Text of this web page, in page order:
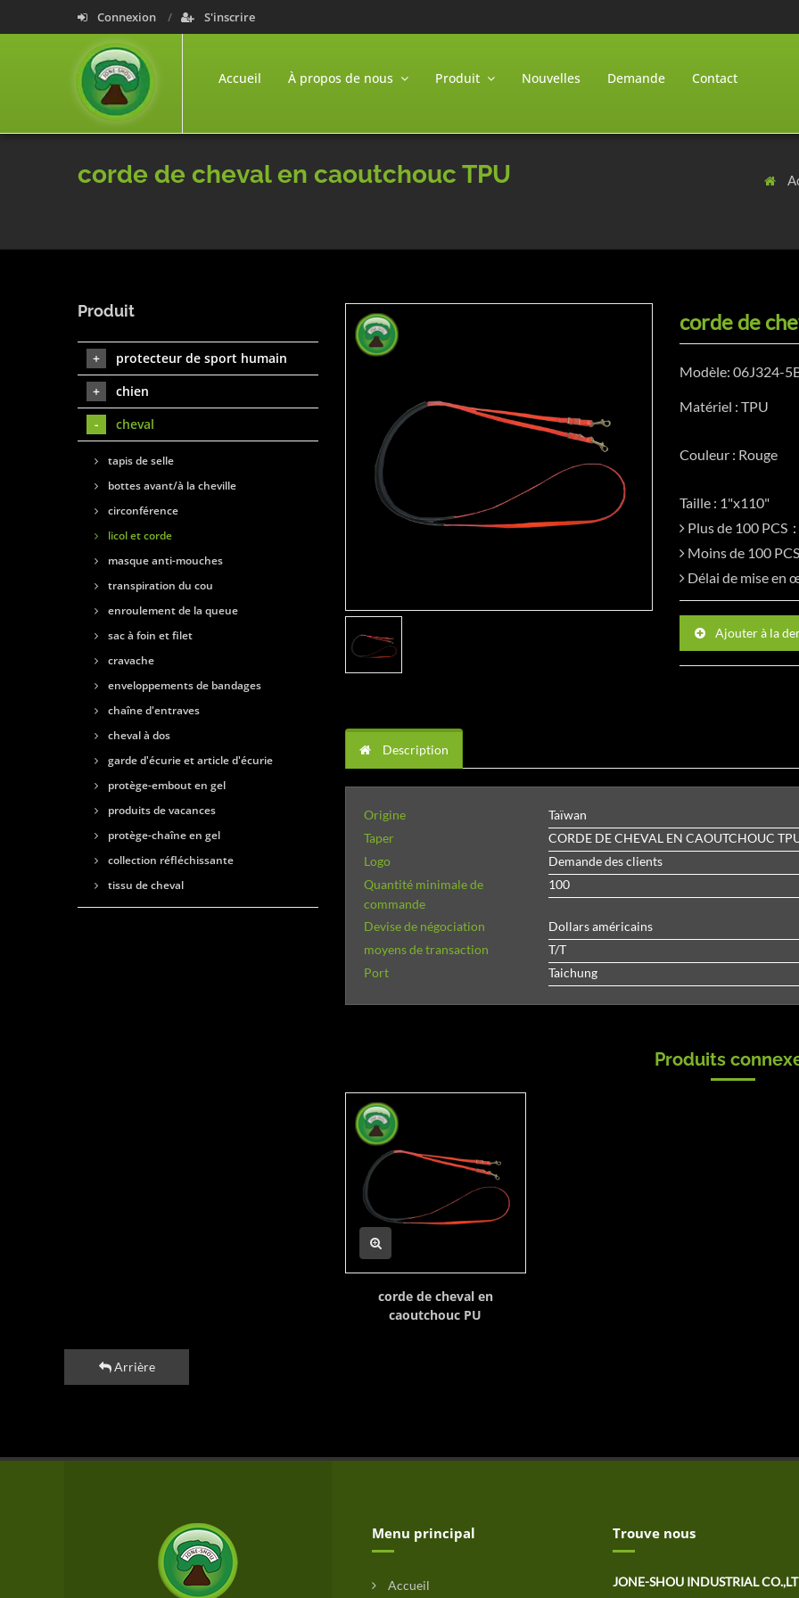
Connexion S'inscrire
Accueil À propos de nous Produit Nouvelles Demande Contact
corde de cheval en caoutchouc TPU
corde de
Modèle: 06J324-
Matériel : TPU
Couleur : Rouge
Taille : 1"x110"
Plus de 100 PCS
Moins de 100
Délai de mise en
Ajouter à la
Description
Origine
Taïwan
Taper
CORDE DE CHEVAL EN CAOUTCHOUC
Logo
Demande des clients
Quantité minimale de
commande
100
Devise de négociation
Dollars américains
moyens de transaction
T/T
Port
Taichung
Produits
corde de cheval en
caoutchouc PU
Produit
protecteur de sport humain
chien
cheval
tapis de selle
bottes avant/à la cheville
circonférence
licol et corde
masque anti-mouches
transpiration du cou
enroulement de la queue
sac à foin et filet
cravache
enveloppements de bandages
chaîne d'entraves
cheval à dos
garde d'écurie et article d'écurie
protège-embout en gel
produits de vacances
protège-chaîne en gel
collection réfléchissante
tissu de cheval
Arrière
Menu principal
Accueil
Trouve nous
JONE-SHOU INDUSTRIAL